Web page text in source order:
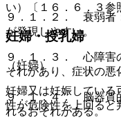
い）〔１６．６．３参
妊婦・授乳婦
（妊婦）
妊婦又は妊娠している
性が危険性を上回ると
９．１．２． 衰弱者
が発現しやすい。
９．１．３． 心障害
それがあり、症状の悪
９．１．４． 脳器質
れるおそれがある。